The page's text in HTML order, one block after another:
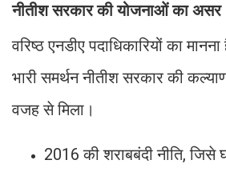
नीतीश सरकार की योजनाओं का असर
वरिष्ठ एनडीए पदाधिकारियों का
भारी समर्थन नीतीश सरकार की
वजह से मिला।
2016 की शराबबंदी नीति, जिसे